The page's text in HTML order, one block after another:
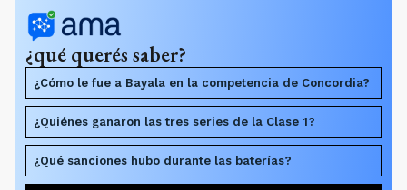
¿qué querés saber?
¿Cómo le fue a Bayala en la competencia de Concordia?
¿Quiénes ganaron las tres series de la Clase 1?
¿Qué sanciones hubo durante las baterías?